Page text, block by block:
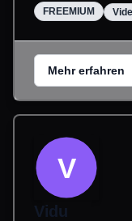
FREEMIUM
Mehr erfahren
V
Vidu